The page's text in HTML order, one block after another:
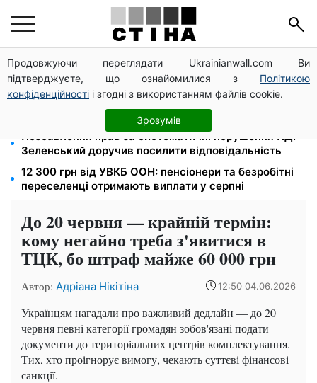
Продовжуючи переглядати Ukrainianwall.com Ви
підтверджуєте, що ознайомилися з Політикою
конфіденційності і згодні з використанням файлів cookie.
Зрозумів
Спека без відключень: енергосистема впоралась,
але взимку прогнозують до 16 годин без світла
Відстрочку для багатодітних батьків збережуть
попри зниження мобілізаційного віку: заява ЗСУ
Позбавлення прав за систематичні порушення ПДР:
Зеленський доручив посилити відповідальність
12 300 грн від УВКБ ООН: пенсіонери та безробітні
переселенці отримають виплати у серпні
До 20 червня — крайній термін:
кому негайно треба з'явитися в
ТЦК, бо штраф майже 60 000 грн
Автор: Адріана Нікітіна 12:50 04.06.2026
Українцям нагадали про важливий дедлайн — до 20
червня певні категорії громадян зобов'язані подати
документи до територіальних центрів комплектування.
Тих, хто проігнорує вимогу, чекають суттєві фінансові
санкції.